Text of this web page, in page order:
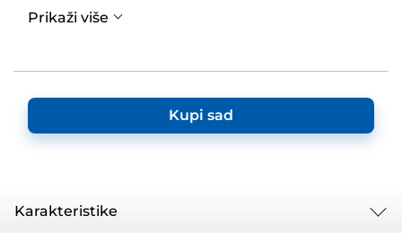
Prikaži više
Kupi sad
Karakteristike